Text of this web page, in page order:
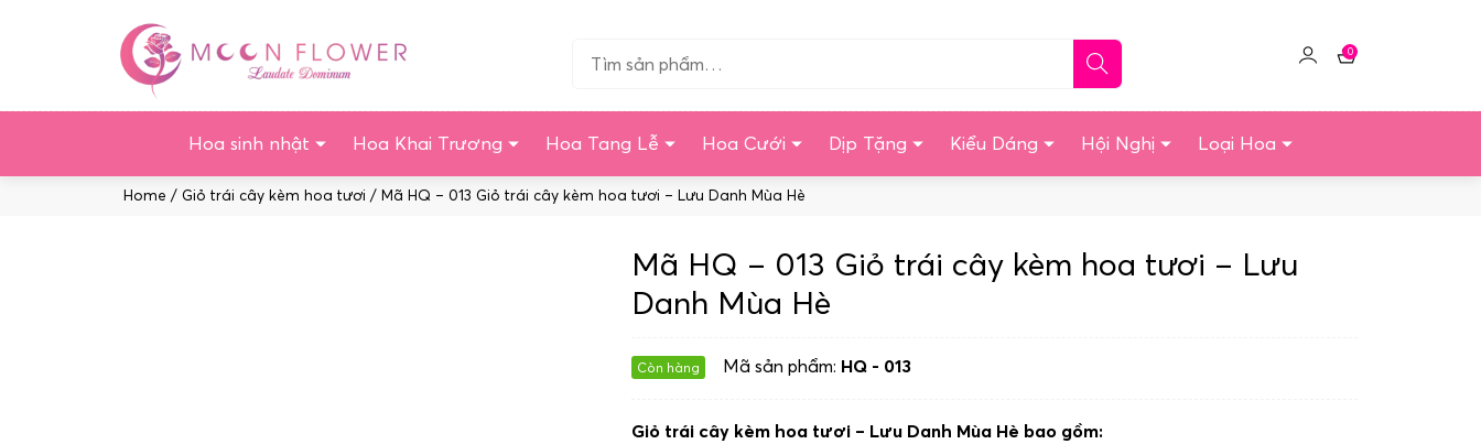
Tìm…
Click
tài
0
Giỏ
Hoa sinh nhật Hoa Khai Trương Hoa Tang Lễ Hoa Cưới Dịp Tặng Kiểu Dáng Hội Nghị Loại Hoa
Home / Giỏ trái cây kèm hoa tươi / Mã HQ – 013 Giỏ trái cây kèm hoa tươi – Lưu Danh Mùa Hè
Mã HQ – 013 Giỏ trái cây kèm hoa tươi – Lưu
Danh Mùa Hè
Còn hàng Mã sản phẩm: HQ - 013
Giỏ trái cây kèm hoa tươi – Lưu Danh Mùa Hè bao gồm: